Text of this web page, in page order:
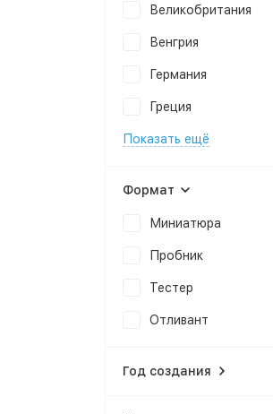
Великобритания
Венгрия
Германия
Греция
Показать ещё
Формат
Миниатюра
Пробник
Тестер
Отливант
Год создания